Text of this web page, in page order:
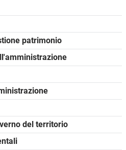
patrimonio
del territorio